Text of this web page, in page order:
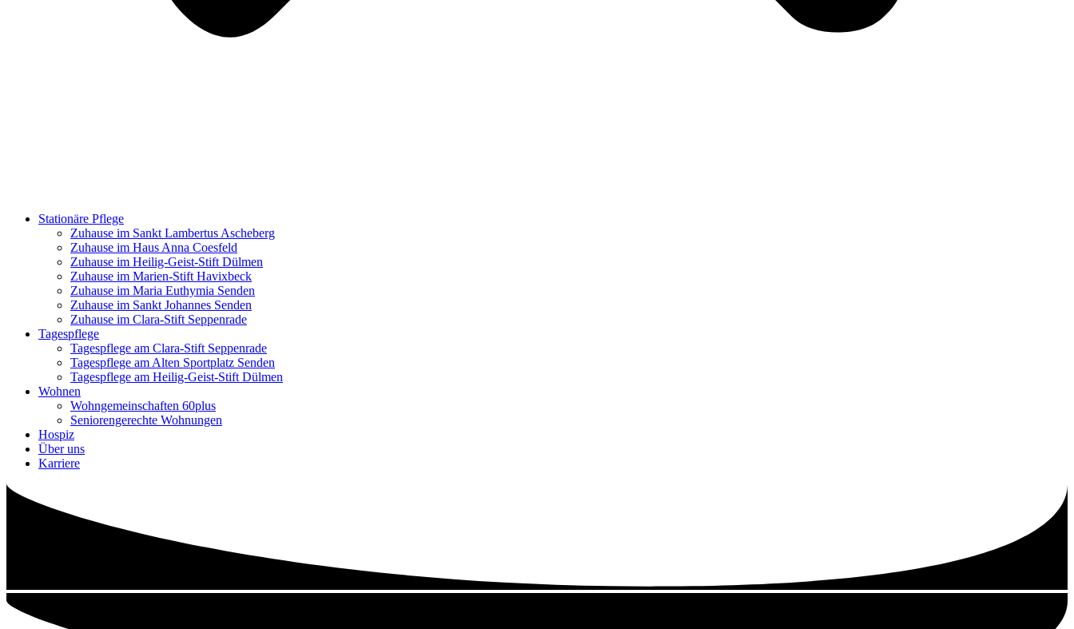
Stationäre Pflege
Zuhause im Sankt Lambertus Ascheberg
Zuhause im Haus Anna Coesfeld
Zuhause im Heilig-Geist-Stift Dülmen
Zuhause im Marien-Stift Havixbeck
Zuhause im Maria Euthymia Senden
Zuhause im Sankt Johannes Senden
Zuhause im Clara-Stift Seppenrade
Tagespflege
Tagespflege am Clara-Stift Seppenrade
Tagespflege am Alten Sportplatz Senden
Tagespflege am Heilig-Geist-Stift Dülmen
Wohnen
Wohngemeinschaften 60plus
Seniorengerechte Wohnungen
Hospiz
Über uns
Karriere